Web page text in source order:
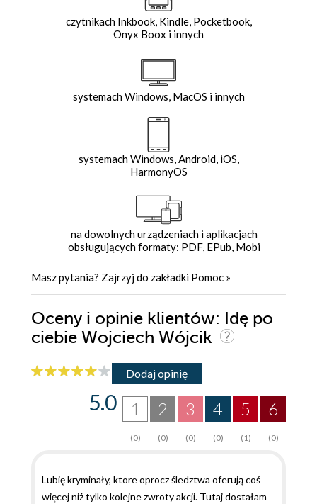
czytnikach Inkbook, Kindle, Pocketbook,
Onyx Boox i innych
systemach Windows, MacOS i innych
systemach Windows, Android, iOS,
HarmonyOS
na dowolnych urządzeniach i aplikacjach
obsługujących formaty: PDF, EPub, Mobi
Masz pytania? Zajrzyj do zakładki Pomoc »
Oceny i opinie klientów: Idę po
ciebie Wojciech Wójcik
Dodaj opinię
6
(0)
5
(1)
4
(0)
3
(0)
2
(0)
1
(0)
5.0
Lubię kryminały, ktore oprocz śledztwa oferują coś
więcej niż tylko kolejne zwroty akcji. Tutaj dostałam